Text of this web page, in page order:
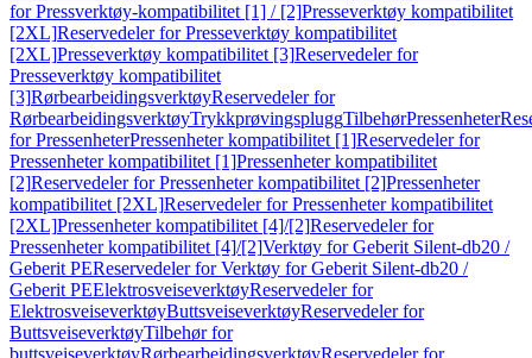
for Pressverktøy-kompatibilitet [1] / [2]Presseverktøy kompatibilitet
[2XL]Reservedeler for Presseverktøy kompatibilitet
[2XL]Presseverktøy kompatibilitet [3]Reservedeler for
Presseverktøy kompatibilitet
[3]RørbearbeidingsverktøyReservedeler for
RørbearbeidingsverktøyTrykkprøvingspluggTilbehørPressenheter
for PressenheterPressenheter kompatibilitet [1]Reservedeler for
Pressenheter kompatibilitet [1]Pressenheter kompatibilitet
[2]Reservedeler for Pressenheter kompatibilitet [2]Pressenheter
kompatibilitet [2XL]Reservedeler for Pressenheter kompatibilitet
[2XL]Pressenheter kompatibilitet [4]/[2]Reservedeler for
Pressenheter kompatibilitet [4]/[2]Verktøy for Geberit Silent-db20 /
Geberit PEReservedeler for Verktøy for Geberit Silent-db20 /
Geberit PEElektrosveiseverktøyReservedeler for
ElektrosveiseverktøyButtsveiseverktøyReservedeler for
ButtsveiseverktøyTilbehør for
buttsveiseverktøyRørbearbeidingsverktøyReservedeler for